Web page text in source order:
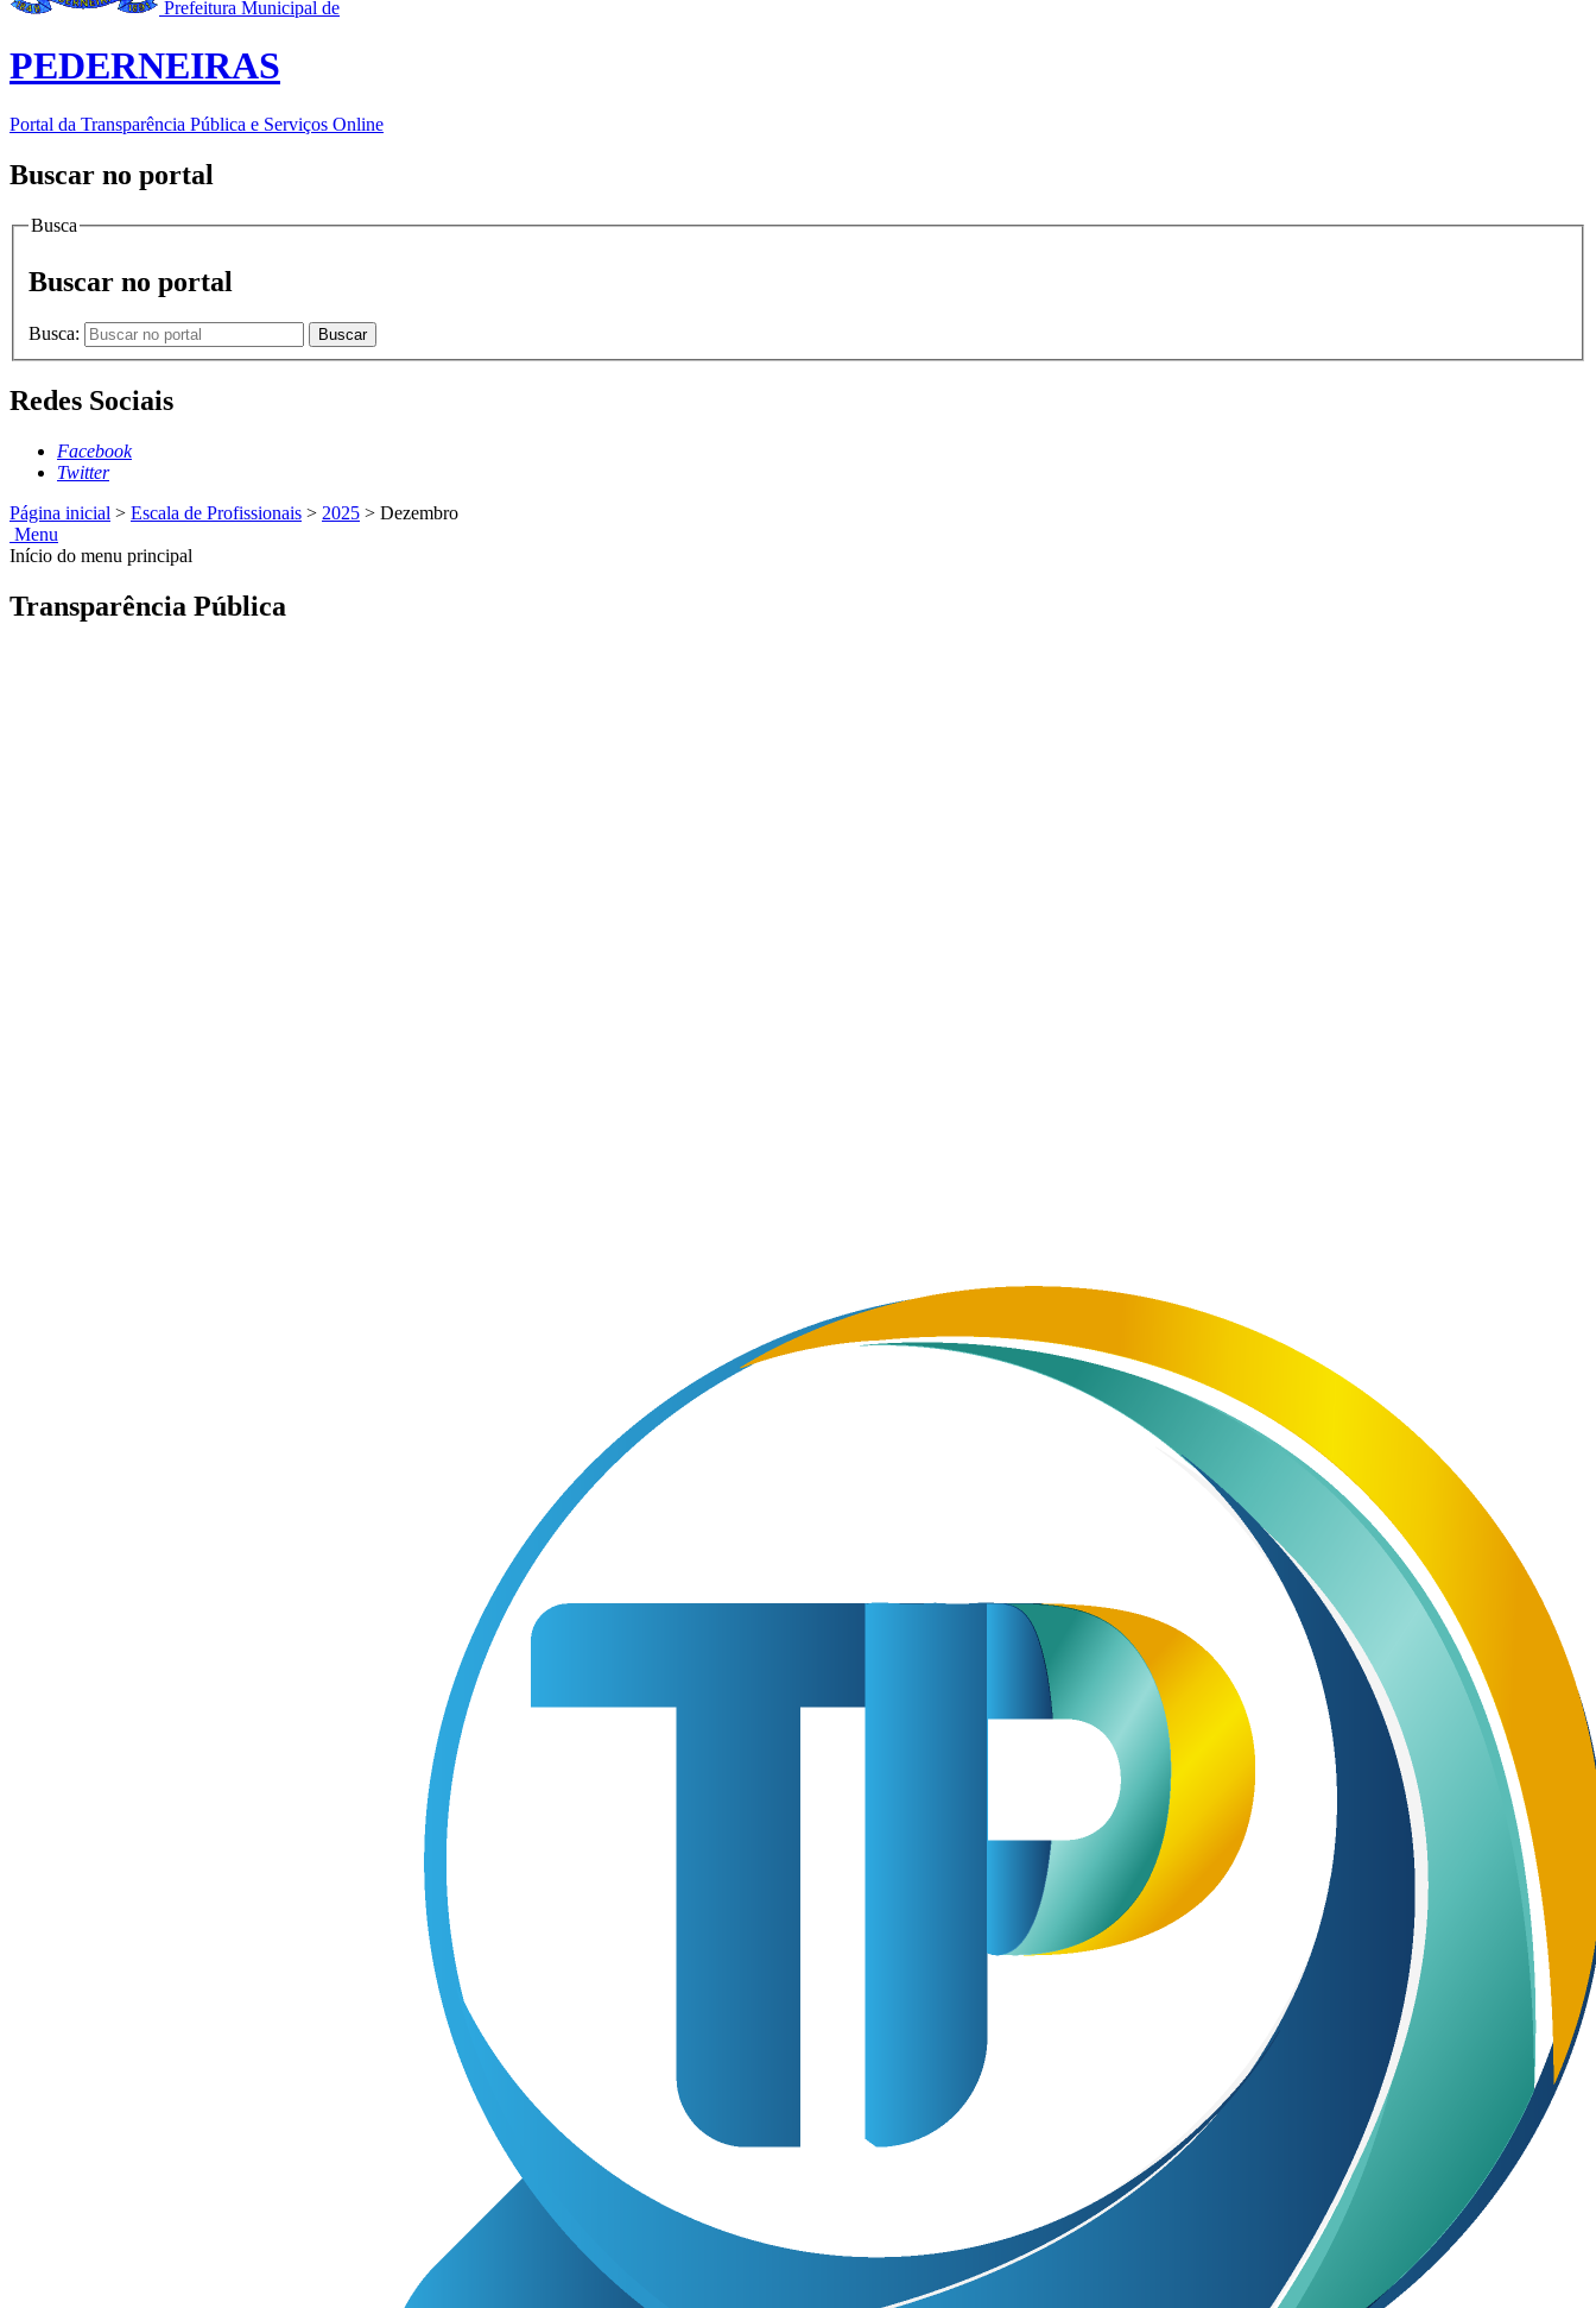
Prefeitura Municipal de
PEDERNEIRAS
Portal da Transparência Pública e Serviços Online
Buscar no portal
Busca
Buscar no portal
Busca: Buscar
Redes Sociais
Facebook
Twitter
Página inicial > Escala de Profissionais > 2025 > Dezembro
Menu
Início do menu principal
Transparência Pública